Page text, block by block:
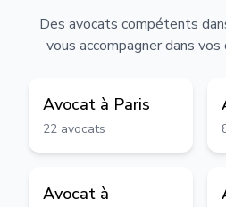
Des avocats compétents
vous accompagner dans
Avocat à Paris
22 avocats
Avocat à